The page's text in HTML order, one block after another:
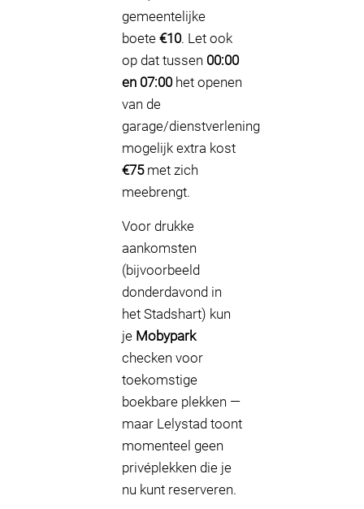
gemeentelijke
boete €10. Let ook
op dat tussen 00:00
en 07:00het openen
van de
garage/dienstverlening
mogelijk extra kost
€75met zich
meebrengt.
Voor drukke
aankomsten
(bijvoorbeeld
donderdavond in
het Stadshart) kun
je Mobypark
checken voor
toekomstige
boekbare plekken —
maar Lelystad toont
momenteel geen
privéplekken die je
nu kunt reserveren.